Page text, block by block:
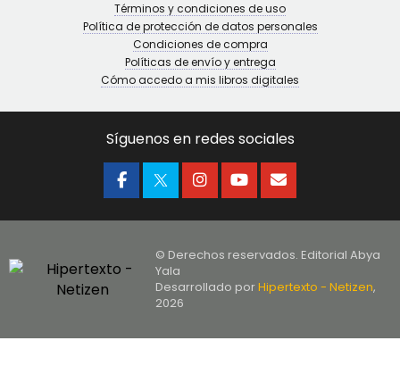
Términos y condiciones de uso
Política de protección de datos personales
Condiciones de compra
Políticas de envío y entrega
Cómo accedo a mis libros digitales
Síguenos en redes sociales
© Derechos reservados. Editorial Abya
Yala
Desarrollado porHipertexto - Netizen,
2026